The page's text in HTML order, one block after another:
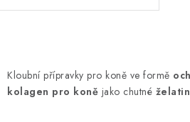
v
l
Kloubní přípravky pro koně ve formě
kolagen pro koně jako chutné